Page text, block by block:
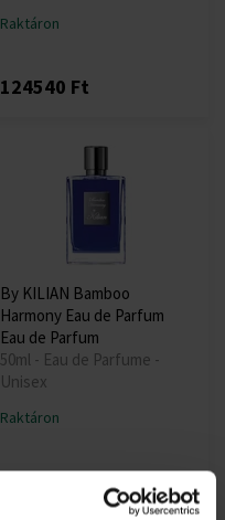
Raktáron
124540 Ft
By KILIAN Bamboo
Harmony Eau de Parfum
Eau de Parfum
50ml - Eau de Parfume -
Unisex
Raktáron